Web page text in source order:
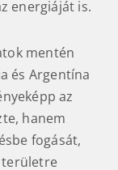
helyen,
a
is
iszik
energiáját is.